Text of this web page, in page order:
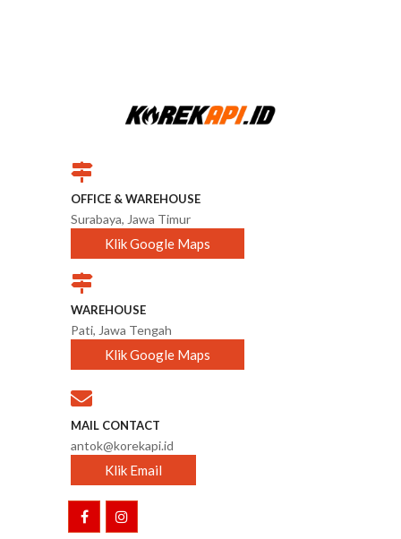
OFFICE & WAREHOUSE
Surabaya, Jawa Timur
Klik Google Maps
WAREHOUSE
Pati, Jawa Tengah
Klik Google Maps
MAIL CONTACT
antok@korekapi.id
Klik Email